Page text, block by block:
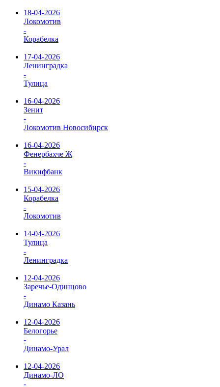
18-04-2026
Локомотив
-
Корабелка
17-04-2026
Ленинградка
-
Тулица
16-04-2026
Зенит
-
Локомотив Новосибирск
16-04-2026
Фенербахче Ж
-
Викифбанк
15-04-2026
Корабелка
-
Локомотив
14-04-2026
Тулица
-
Ленинградка
12-04-2026
Заречье-Одинцово
-
Динамо Казань
12-04-2026
Белогорье
-
Динамо-Урал
12-04-2026
Динамо-ЛО
-